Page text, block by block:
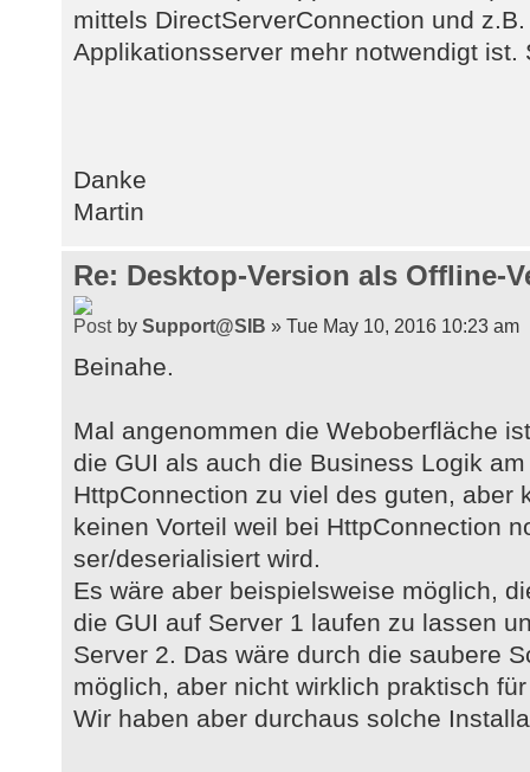
mittels DirectServerConnection und
Applikationsserver mehr notwendigt ist.
Danke
Martin
Re: Desktop-Version als Offline-
by Support@SIB » Tue May 10, 2016 10:23 am
Beinahe.
Mal angenommen die Weboberfläche
die GUI als auch die Business Logik
HttpConnection zu viel des guten, aber
keinen Vorteil weil bei HttpConnection
ser/deserialisiert wird.
Es wäre aber beispielsweise möglich,
die GUI auf Server 1 laufen zu lassen
Server 2. Das wäre durch die saubere
möglich, aber nicht wirklich praktisch
Wir haben aber durchaus solche